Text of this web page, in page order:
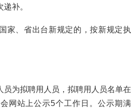
补。
家、省出台新规定的，按新规定执
员为拟聘用人员，拟聘用人员名单在
网站上公示5个工作日。公示期满